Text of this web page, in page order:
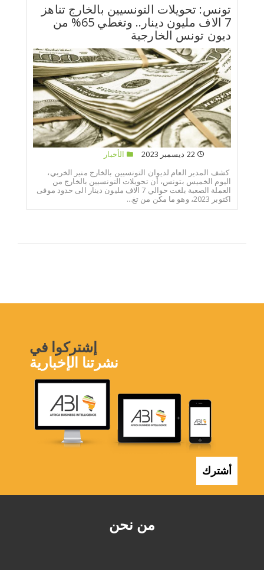
تونس: تحويلات التونسيين بالخارج تناهز
7 الاف مليون دينار.. وتغطي 65% من
ديون تونس الخارجية
22 ديسمبر 2023
الأخبار
كشف المدير العام لديوان التونسيين بالخارج منير الخربي،
اليوم الخميس بتونس، أن تحويلات التونسيين بالخارج من
العملة الصعبة بلغت حوالي 7 الاف مليون دينار الى حدود موفى
اكتوبر 2023، وهو ما مكن من تغ...
من نحن
إشتركوا في
نشرتنا الإخبارية
أشترك